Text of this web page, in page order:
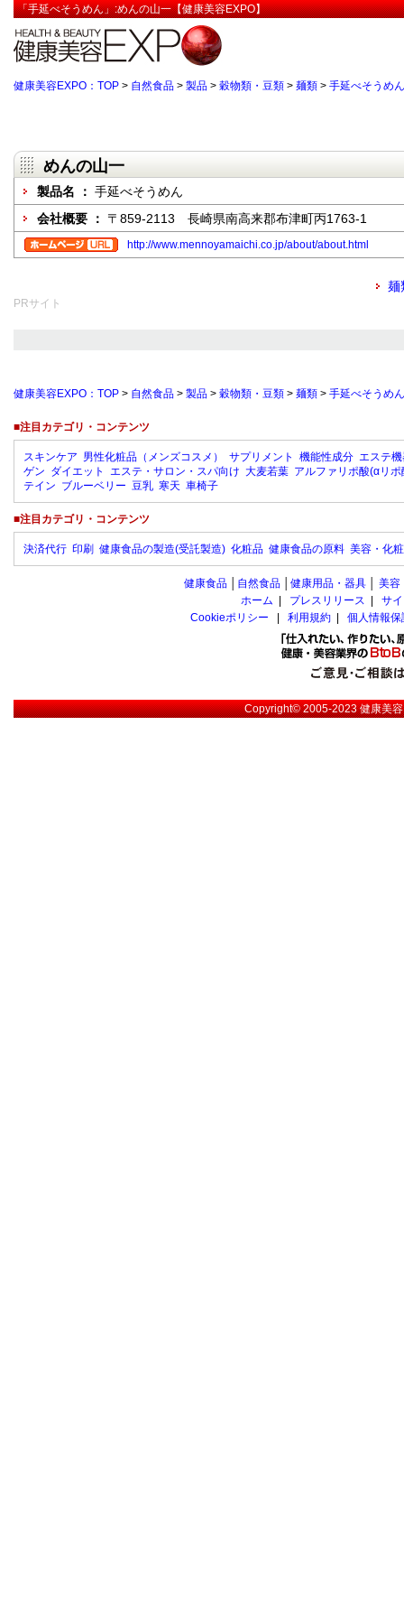
「手延べそうめん」:めんの山一【健康美容EXPO】
健康美容EXPO：TOP > 自然食品 > 製品 > 穀物類・豆類 > 麺類 > 手延べそうめん
めんの山一
製品名 ： 手延べそうめん
会社概要 ： 〒859-2113 長崎県南高来郡布津町丙1763-1
http://www.mennoyamaichi.co.jp/about/about.html
麺
PRサイト
健康美容EXPO：TOP > 自然食品 > 製品 > 穀物類・豆類 > 麺類 > 手延べそうめん
■注目カテゴリ・コンテンツ
スキンケア 男性化粧品（メンズコスメ） サプリメント 機能性成分 エステ
ゲン ダイエット エステ・サロン・スパ向け 大麦若葉 アルファリポ酸(αリポ
テイン ブルーベリー 豆乳 寒天 車椅子
■注目カテゴリ・コンテンツ
決済代行 印刷 健康食品の製造(受託製造) 化粧品 健康食品の原料 美容・化
健康食品 自然食品 健康用品・器具 美容
ホーム
プレスリリース
サ
Cookieポリシー
利用規約 個人情報
Copyright© 2005-2023健康美